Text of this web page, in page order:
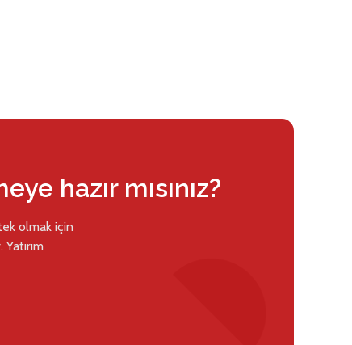
hazır mısınız?
olmak için